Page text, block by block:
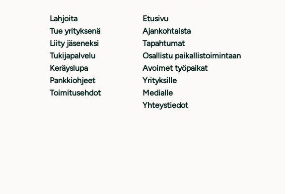
Lahjoita
Tue yrityksenä
Liity jäseneksi
Tukijapalvelu
Keräyslupa
Pankkiohjeet
Toimitusehdot
Etusivu
Ajankohtaista
Tapahtumat
Osallistu paikallistoimintaan
Avoimet työpaikat
Yrityksille
Medialle
Yhteystiedot